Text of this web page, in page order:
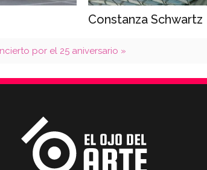
Constanza Schwartz
por el 25 aniversario »